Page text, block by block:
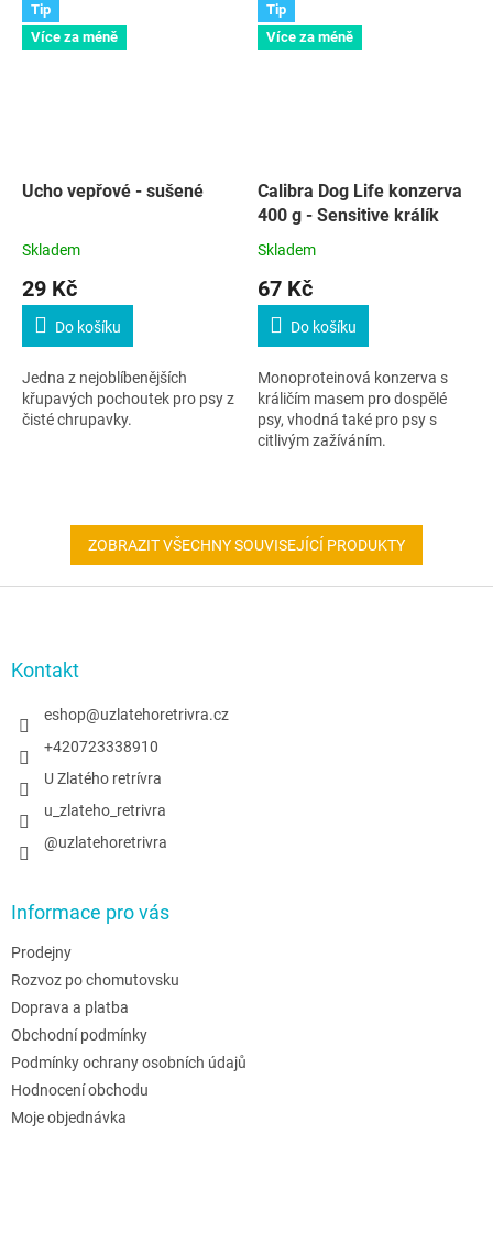
Tip
Více za méně
Ucho vepřové - sušené
Skladem
29 Kč
Do košíku
Jedna z nejoblíbenějších
křupavých pochoutek pro psy z
čisté chrupavky.
Tip
Více za méně
Calibra Dog Life konzerva
400 g - Sensitive králík
Skladem
67 Kč
Do košíku
Monoproteinová konzerva s
králičím masem pro dospělé
psy, vhodná také pro psy s
citlivým zažíváním.
ZOBRAZIT VŠECHNY SOUVISEJÍCÍ PRODUKTY
Kontakt
eshop@uzlatehoretrivra.cz
+420723338910
U Zlatého retrívra
u_zlateho_retrivra
@uzlatehoretrivra
Informace pro vás
Prodejny
Rozvoz po chomutovsku
Doprava a platba
Obchodní podmínky
Podmínky ochrany osobních údajů
Hodnocení obchodu
Moje objednávka